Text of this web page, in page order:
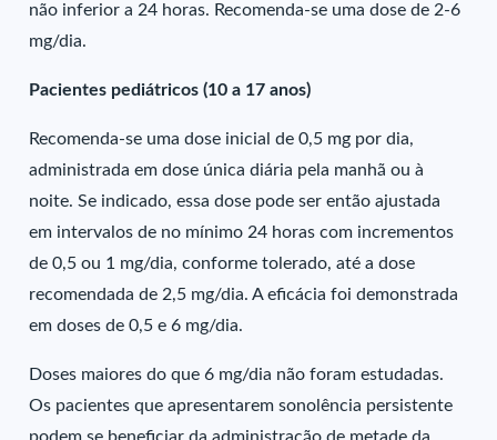
não inferior a 24 horas. Recomenda-se uma dose de 2-6
mg/dia.
Pacientes pediátricos (10 a 17 anos)
Recomenda-se uma dose inicial de 0,5 mg por dia,
administrada em dose única diária pela manhã ou à
noite. Se indicado, essa dose pode ser então ajustada
em intervalos de no mínimo 24 horas com incrementos
de 0,5 ou 1 mg/dia, conforme tolerado, até a dose
recomendada de 2,5 mg/dia. A eficácia foi demonstrada
em doses de 0,5 e 6 mg/dia.
Doses maiores do que 6 mg/dia não foram estudadas.
Os pacientes que apresentarem sonolência persistente